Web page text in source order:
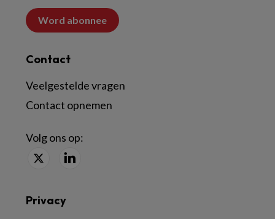
Word abonnee
Contact
Veelgestelde vragen
Contact opnemen
Volg ons op:
Privacy